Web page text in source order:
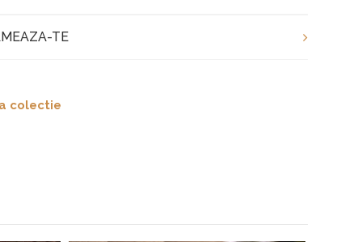
TE
colectie